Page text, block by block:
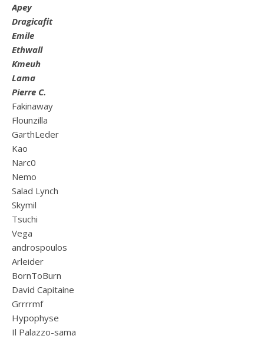
Apey
Dragicafit
Emile
Ethwall
Kmeuh
Lama
Pierre C.
Fakinaway
Flounzilla
GarthLeder
Kao
Narc0
Nemo
Salad Lynch
Skymil
Tsuchi
Vega
androspoulos
Arleider
BornToBurn
David Capitaine
Grrrrmf
Hypophyse
Il Palazzo-sama